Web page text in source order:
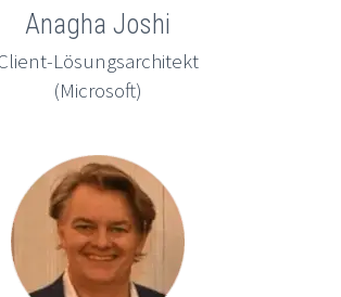
Anagha Joshi
Lösungsarchitekt
(Microsoft)